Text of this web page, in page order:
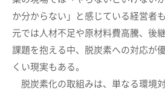
か分からない」と感じている経営者
元では人材不足や原材料費高騰、後
課題を抱える中、脱炭素への対応が
くい現実もある。
脱炭素化の取組みは、単なる環境